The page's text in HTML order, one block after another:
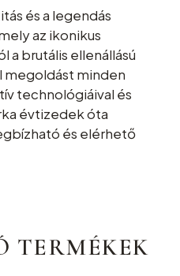
és a legendás
az ikonikus
a brutális ellenállású
megoldást minden
technológiáival és
évtizedek óta
és elérhető
TERMÉKEK